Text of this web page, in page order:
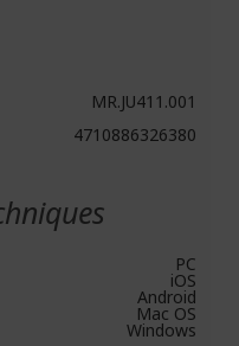
MR.JU411.001
4710886326380
PC
iOS
Android
Mac OS
Windows